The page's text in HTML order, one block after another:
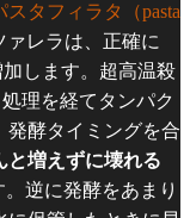
タフィラタ（pasta
ァレラは、正確に
します。超高温殺
理を経てタンパク
発酵タイミングを合
と増えずに壊れる
逆に発酵をあまり